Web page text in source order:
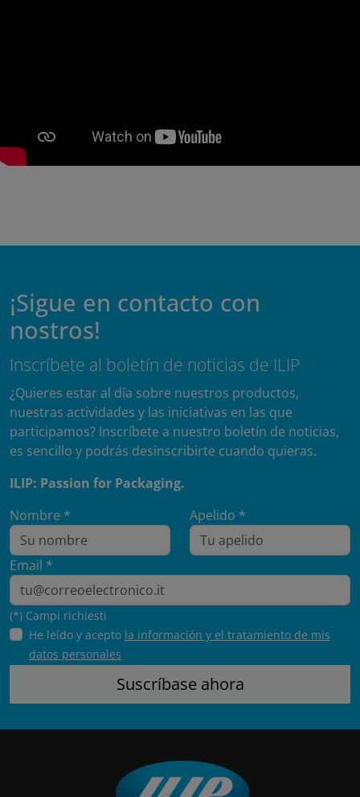
¡Sigue en contacto con
nostros!
Inscríbete al boletín de noticias de ILIP
¿Quieres estar al día sobre nuestros productos,
nuestras actividades y las iniciativas en las que
participamos? Inscríbete a nuestro boletín de noticias,
es sencillo y podrás desinscribirte cuando quieras.
ILIP: Passion for Packaging.
Nombre *
Apelido *
Email *
(*) Campi richiesti
He leído y acepto la información y el tratamiento de mis
datos personales